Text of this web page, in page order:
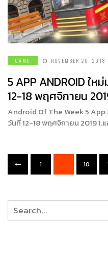
GAME NOVEMBER 20, 2018
5 APP ANDROID ให
12-18 พฤศจิกายน
Android Of The Week 5
วันที่ 12-18 พฤศจิกายน 2019
1 … 10